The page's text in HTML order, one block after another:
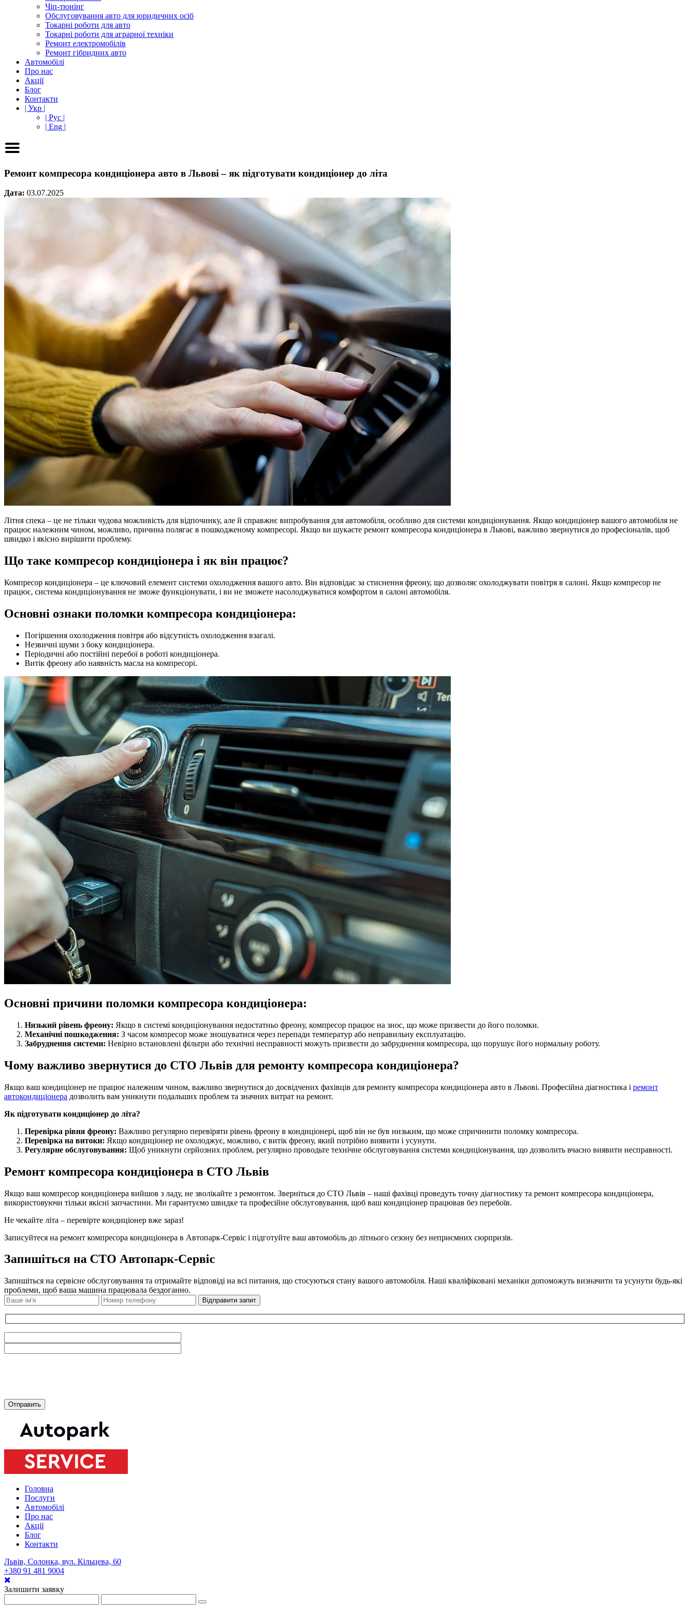
Чіп-тюнінг
Обслуговування авто для юридичних осіб
Токарні роботи для авто
Токарні роботи для аграрної техніки
Ремонт електромобілів
Ремонт гібридних авто
Автомобілі
Про нас
Акції
Блог
Контакти
| Укр |
| Рус |
| Eng |
Ремонт компресора кондиціонера авто в Львові – як підготувати кондиціонер до літа
Дата: 03.07.2025
Літня спека – це не тільки чудова можливість для відпочинку, але й справжнє випробування для автомобіля, особливо для системи кондиціонування. Якщо кондиціонер вашого автомобіля не
працює належним чином, можливо, причина полягає в пошкодженому компресорі. Якщо ви шукаєте ремонт компресора кондиціонера в Львові, важливо звернутися до професіоналів, щоб
швидко і якісно вирішити проблему.
Що таке компресор кондиціонера і як він працює?
Компресор кондиціонера – це ключовий елемент системи охолодження вашого авто. Він відповідає за стиснення фреону, що дозволяє охолоджувати повітря в салоні. Якщо компресор не
працює, система кондиціонування не зможе функціонувати, і ви не зможете насолоджуватися комфортом в салоні автомобіля.
Основні ознаки поломки компресора кондиціонера:
Погіршення охолодження повітря або відсутність охолодження взагалі.
Незвичні шуми з боку кондиціонера.
Періодичні або постійні перебої в роботі кондиціонера.
Витік фреону або наявність масла на компресорі.
Основні причини поломки компресора кондиціонера:
Низький рівень фреону: Якщо в системі кондиціонування недостатньо фреону, компресор працює на знос, що може призвести до його поломки.
Механічні пошкодження: З часом компресор може зношуватися через перепади температур або неправильну експлуатацію.
Забруднення системи: Невірно встановлені фільтри або технічні несправності можуть призвести до забруднення компресора, що порушує його нормальну роботу.
Чому важливо звернутися до СТО Львів для ремонту компресора кондиціонера?
Якщо ваш кондиціонер не працює належним чином, важливо звернутися до досвідчених фахівців для ремонту компресора кондиціонера авто в Львові. Професійна діагностика і ремонт
автокондиціонера дозволить вам уникнути подальших проблем та значних витрат на ремонт.
Як підготувати кондиціонер до літа?
Перевірка рівня фреону: Важливо регулярно перевіряти рівень фреону в кондиціонері, щоб він не був низьким, що може спричинити поломку компресора.
Перевірка на витоки: Якщо кондиціонер не охолоджує, можливо, є витік фреону, який потрібно виявити і усунути.
Регулярне обслуговування: Щоб уникнути серйозних проблем, регулярно проводьте технічне обслуговування системи кондиціонування, що дозволить вчасно виявити несправності.
Ремонт компресора кондиціонера в СТО Львів
Якщо ваш компресор кондиціонера вийшов з ладу, не зволікайте з ремонтом. Зверніться до СТО Львів – наші фахівці проведуть точну діагностику та ремонт компресора кондиціонера,
використовуючи тільки якісні запчастини. Ми гарантуємо швидке та професійне обслуговування, щоб ваш кондиціонер працював без перебоїв.
Не чекайте літа – перевірте кондиціонер вже зараз!
Записуйтеся на ремонт компресора кондиціонера в Автопарк-Сервіс і підготуйте ваш автомобіль до літнього сезону без неприємних сюрпризів.
Запишіться на СТО Автопарк-Сервіс
Запишіться на сервісне обслуговування та отримайте відповіді на всі питання, що стосуються стану вашого автомобіля. Наші кваліфіковані механіки допоможуть визначити та усунути будь-які
проблеми, щоб ваша машина працювала бездоганно.
Відправити запит
Головна
Послуги
Автомобілі
Про нас
Акції
Блог
Контакти
Львів, Солонка, вул. Кільцева, 60
+380 91 481 9004
Залишити заявку